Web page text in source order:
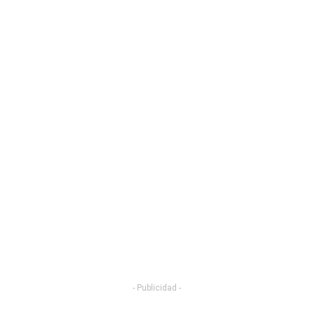
- Publicidad -